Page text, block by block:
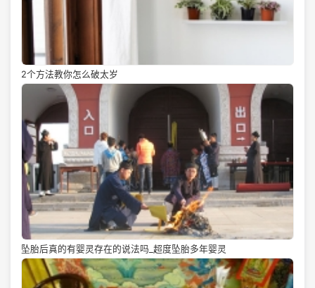
2个方法教你怎么破太岁
坠胎后真的有婴灵存在的说法吗_超度坠胎多年婴灵